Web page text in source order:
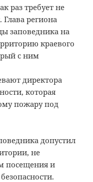
раз требует не
региона
заповедника на
краевого
с ним
директора
которая
пожару под
допустил
не
посещения и